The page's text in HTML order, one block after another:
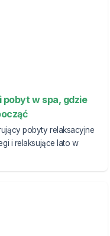
pobyt w spa, gdzie
pobyty relaksacyjne
i relaksujące lato w